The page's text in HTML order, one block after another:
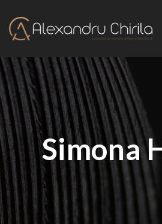
Simona